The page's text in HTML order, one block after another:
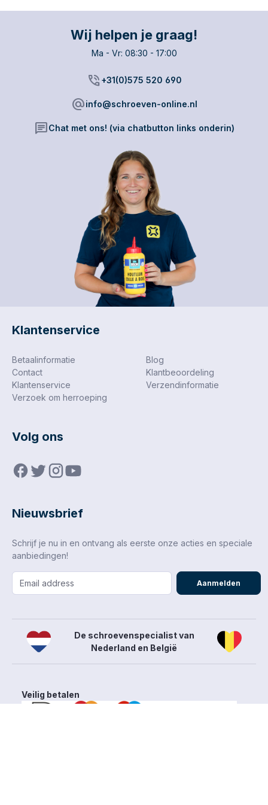
stuks.
Wij helpen je graag!
Ma - Vr: 08:30 - 17:00
phone_in_talk+31(0)575 520 690
alternate_emailinfo@schroeven-online.nl
chatChat met ons! (via chatbutton links onderin)
Klantenservice
Betaalinformatie
Blog
Contact
Klantbeoordeling
Klantenservice
Verzendinformatie
Verzoek om herroeping
Volg ons
Nieuwsbrief
Schrijf je nu in en ontvang als eerste onze acties en speciale
aanbiedingen!
Aanmelden
De schroevenspecialist van
Nederland en België
Veilig betalen